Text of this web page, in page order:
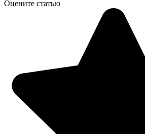
Оцените статью